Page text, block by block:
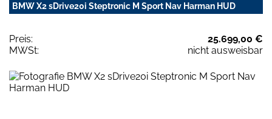
BMW X2 sDrive20i Steptronic M Sport Nav Harman HUD
Preis:
25.699,00 €
MWSt:
nicht ausweisbar